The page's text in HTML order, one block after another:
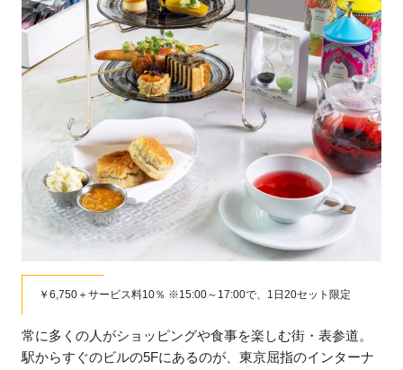
￥6,750＋サービス料10％ ※15:00～17:00で、1日20セット限定
常に多くの人がショッピングや食事を楽しむ街・表参道。
駅からすぐのビルの5Fにあるのが、東京屈指のインターナ